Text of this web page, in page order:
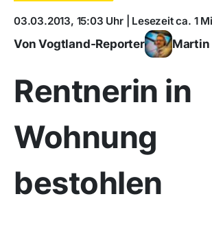
03.03.2013, 15:03 Uhr | Lesezeit ca. 1
Von Vogtland-Reporter Martin
Rentnerin in
Wohnung
bestohlen